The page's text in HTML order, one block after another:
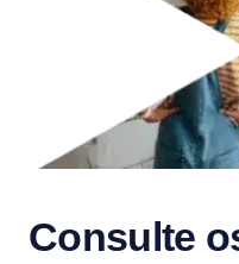
Consulte